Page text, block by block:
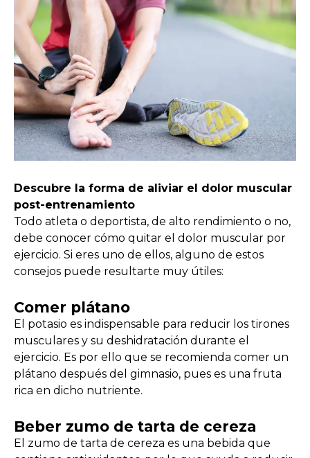
Descubre la forma de aliviar el dolor muscular
post-entrenamiento
Todo atleta o deportista, de alto rendimiento o no,
debe conocer cómo quitar el dolor muscular por
ejercicio. Si eres uno de ellos, alguno de estos
consejos puede resultarte muy útiles:
Comer plátano
El potasio es indispensable para reducir los tirones
musculares y su deshidratación durante el
ejercicio. Es por ello que se recomienda comer un
plátano después del gimnasio, pues es una fruta
rica en dicho nutriente.
Beber zumo de tarta de cereza
El zumo de tarta de cereza es una bebida que